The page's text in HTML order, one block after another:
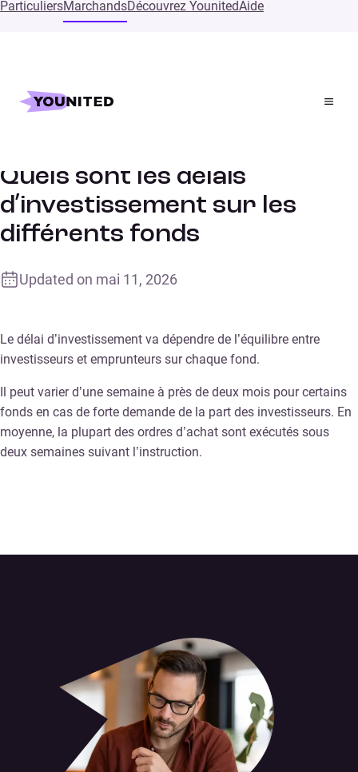
ParticuliersMarchandsDécouvrez YounitedAide
Accueil
Supports
Quels sont les délais
d’investissement sur les
différents fonds
Updated on mai 11, 2026
Le délai d’investissement va dépendre de l’équilibre entre
investisseurs et emprunteurs sur chaque fond.
Il peut varier d’une semaine à près de deux mois pour certains
fonds en cas de forte demande de la part des investisseurs. En
moyenne, la plupart des ordres d’achat sont exécutés sous
deux semaines suivant l’instruction.